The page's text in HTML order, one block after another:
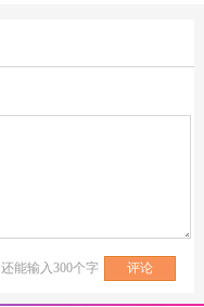
还能输入300个字